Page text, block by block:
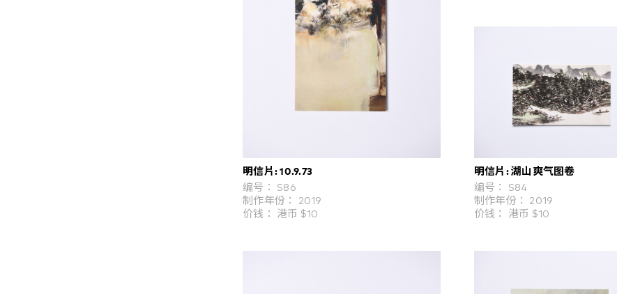
明信片: 10.9.73
编号： S86
制作年份： 2019
价钱： 港币 $10
明信片: 湖山爽气图卷
编号： S84
制作年份： 2019
价钱： 港币 $10